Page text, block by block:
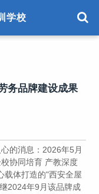
学校
务品牌建设成果
消息：2026年5月
协同培育 产教深度
载体打造的"西安全屋
2024年9月该品牌成